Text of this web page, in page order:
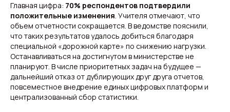
Главная цифра: 70% респондентов подтвердили
положительные изменения. Учителя отмечают, что
объем отчетности сокращается. В ведомстве пояснили,
что таких результатов удалось добиться благодаря
специальной «дорожной карте» по снижению нагрузки.
Останавливаться на достигнутом в министерстве не
планируют. В числе приоритетных задач на будущее —
дальнейший отказ от дублирующих друг друга отчетов,
повсеместное внедрение единых цифровых платформ и
централизованный сбор статистики.
Свежие новости с жару — честно и по делу!
Добро пожаловать на кухню актуальных новостей!